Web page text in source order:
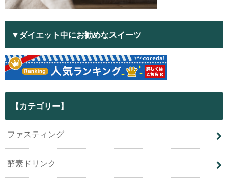
▼ダイエット中にお勧めなスイーツ
【カテゴリー】
ファスティング
酵素ドリンク